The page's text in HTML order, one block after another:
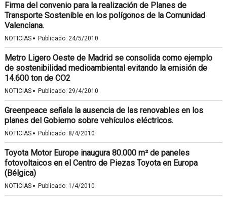
Firma del convenio para la realización de Planes de
Transporte Sostenible en los polígonos de la Comunidad
Valenciana.
NOTICIAS · Publicado: 24/5/2010
Metro Ligero Oeste de Madrid se consolida como ejemplo
de sostenibilidad medioambiental evitando la emisión de
14.600 ton de CO2
NOTICIAS · Publicado: 29/4/2010
Greenpeace señala la ausencia de las renovables en los
planes del Gobierno sobre vehículos eléctricos.
NOTICIAS · Publicado: 8/4/2010
Toyota Motor Europe inaugura 80.000 m² de paneles
fotovoltaicos en el Centro de Piezas Toyota en Europa
(Bélgica)
NOTICIAS · Publicado: 1/4/2010